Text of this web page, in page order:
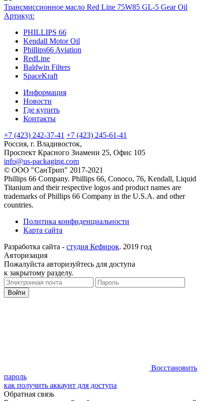
Трансмиссионное масло Red Line 75W85 GL-5 Gear Oil
Артикул:
PHILLIPS 66
Kendall Motor Oil
Phillips66 Aviation
RedLine
Baldwin Filters
SpaceKraft
Информация
Новости
Где купить
Контакты
+7 (423) 242-37-41 +7 (423) 245-61-41
Россия, г. Владивосток,
Проспект Красного Знамени 25, Офис 105
info@us-packaging.com
© ООО "СанТрип" 2017-2021
Phillips 66 Company. Phillips 66, Conoco, 76, Kendall, Liquid
Titanium and their respective logos and product names are
trademarks of Phillips 66 Company in the U.S.A. and other
countries.
Политика конфиденциальности
Карта сайта
Разработка сайта - студия Кефирок. 2019 год
Авторизация
Пожалуйста авторизуйтесь для доступа
к закрытому разделу.
Восстановить
пароль
как получить аккаунт для доступа
Обратная связь